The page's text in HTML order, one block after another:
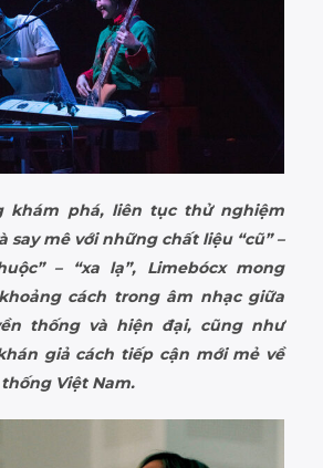
khám phá, liên tục thử nghiệm
say mê với những chất liệu “cũ” –
– “xa lạ”, Limebócx mong
cách trong âm nhạc giữa
thống và hiện đại, cũng như
giả cách tiếp cận mới mẻ về
Việt Nam.